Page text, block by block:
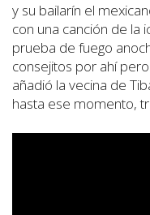
y su bailarín el
con una canción de la
prueba de fuego
consejitos por ahí
añadió la vecina de
hasta ese momento,